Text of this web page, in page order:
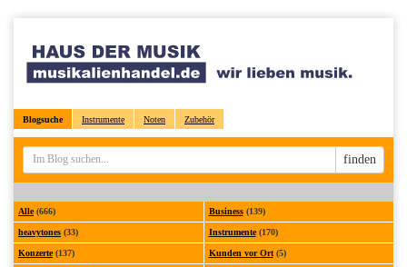
Blogsuche Instrumente Noten Zubehör
Sucheingabe
finden
Alle(666) Business(139)
heavytones (33) Instrumente(170)
Konzerte(137) Kunden vor Ort(5)